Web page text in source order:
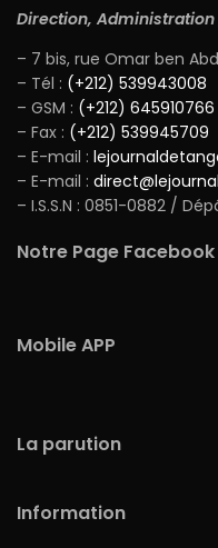
Direction, Administration
– 7 bis, rue Omar ben
– Tél : (+212) 539943008
– GSM : (+212) 645910766
– Fax : (+212) 539945709
– E-mail :
– E-mail :
– I.S.S.N : 0851-0882 /
Notre Page Facebook
Mobile APP
La parution
Information